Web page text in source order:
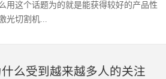
用这个话题为的就是能获得较好的产品性
光切割机‍...
么受到越来越多人的关注